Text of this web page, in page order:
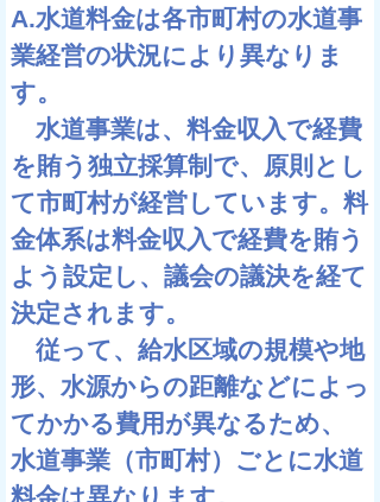
A.水道料金は各市町村の水道事
業経営の状況により異なりま
す。
水道事業は、料金収入で経費
を賄う独立採算制で、原則とし
て市町村が経営しています。料
金体系は料金収入で経費を賄う
よう設定し、議会の議決を経て
決定されます。
従って、給水区域の規模や地
形、水源からの距離などによっ
てかかる費用が異なるため、
水道事業（市町村）ごとに水道